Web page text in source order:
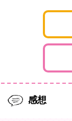
感想